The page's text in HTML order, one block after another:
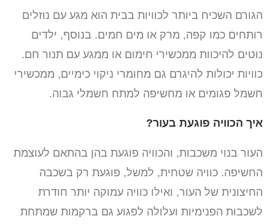
הגורם השכיח ביותר לכוויות בבית הוא מגע עם נוזלים
רותחים כמו קפה, מרק או מים חמים. בנוסף, ילדים
נוטים להיכוות ממכשירי חימום או ממגע עם תנור חם.
כוויות יכולות להיגרם גם מחומרי ניקוי כימיים, ממכשירי
חשמל פגומים או מחשיפה למתח חשמלי גבוה.
איך הכוויה פוגעת בעור?
העור בנוי משכבות, והכוויה פוגעת בהן בהתאם לעוצמת
החשיפה. כוויה שטחית, למשל, פוגעת רק בשכבה
החיצונית של העור, ואילו כוויה עמוקה יותר חודרת
לשכבות הפנימיות ועלולה לפגוע גם ברקמות שמתחת